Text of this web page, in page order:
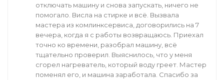
отключать машину и снова запускать, ничего не
помогало. Висла на стирке и всё. Вызвала
мастера из комлинксервиса, договорились на 7
вечера, когда я с работы возвращаюсь. Приехал
точно ко времени, разобрал машину, всё
тщательно проверил. Выяснилось, что у меня
сгорел нагреватель, который воду греет. Мастер
поменял его, и машина заработала. Спасибо за